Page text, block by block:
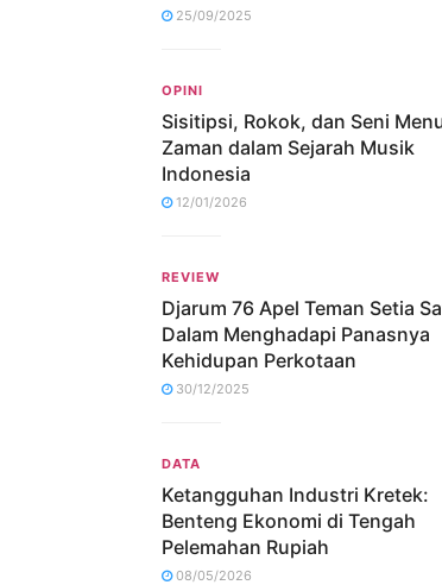
25/09/2025
OPINI
Sisitipsi, Rokok, dan Seni
Zaman dalam Sejarah Musik
Indonesia
12/01/2026
REVIEW
Djarum 76 Apel Teman Setia
Dalam Menghadapi Panasnya
Kehidupan Perkotaan
30/12/2025
DATA
Ketangguhan Industri Kretek:
Benteng Ekonomi di Tengah
Pelemahan Rupiah
08/05/2026